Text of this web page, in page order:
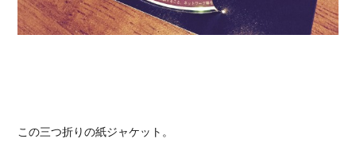
この三つ折りの紙ジャケット。